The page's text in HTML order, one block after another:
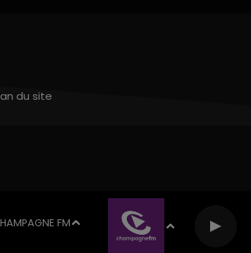
FM
du site